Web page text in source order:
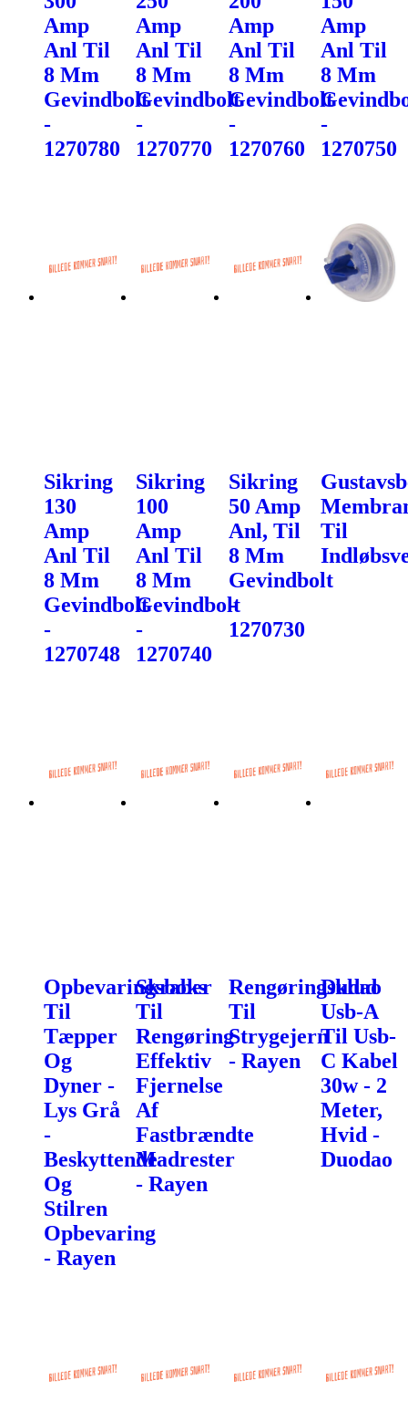
Amp
Anl Til
8 Mm
Gevindbolt
-
1270780
Amp
Anl Til
8 Mm
Gevindbolt
-
1270770
Amp
Anl Til
8 Mm
Gevindbolt
-
1270760
Amp
Anl Til
8 Mm
-
1270750
Sikring
130
Amp
Anl Til
8 Mm
Gevindbolt
-
1270748
Sikring
100
Amp
Anl Til
8 Mm
Gevindbolt
-
1270740
Sikring
50 Amp
Anl, Til
8 Mm
Gevindbolt
-
1270730
Til
Opbevaringsboks
Til
Tæpper
Og
Dyner -
Lys Grå
-
Beskyttende
Og
Stilren
Opbevaring
- Rayen
Skraber
Til
Rengøring
Effektiv
Fjernelse
Af
Fastbrændte
Madrester
- Rayen
Rengøringsklud
Til
Strygejern
- Rayen
Dudao
Usb-A
Til Usb-
C Kabel
30w - 2
Meter,
Hvid -
Duodao